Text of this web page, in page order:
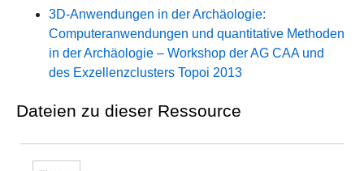
3D-Anwendungen in der Archäologie:
Computeranwendungen und quantitative Methoden
in der Archäologie – Workshop der AG CAA und
des Exzellenzclusters Topoi 2013
Dateien zu dieser Ressource